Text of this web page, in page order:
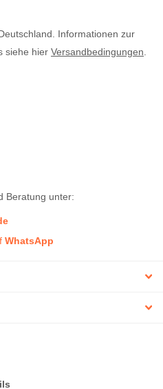
Informationen zur
siehe hier Versandbedingungen.
Beratung unter:
WhatsApp